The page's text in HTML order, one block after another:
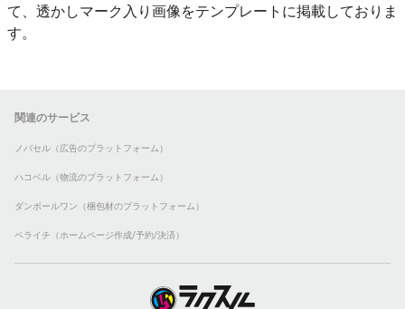
て、透かしマーク入り画像をテンプレートに掲載しておりま
す。
関連のサービス
ノバセル（広告のプラットフォーム）
ハコベル（物流のプラットフォーム）
ダンボールワン（梱包材のプラットフォーム）
ペライチ（ホームページ作成/予約/決済）